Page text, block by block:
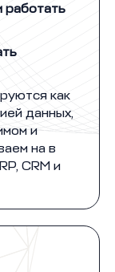
работать
как
данных,
и
на в
CRM и